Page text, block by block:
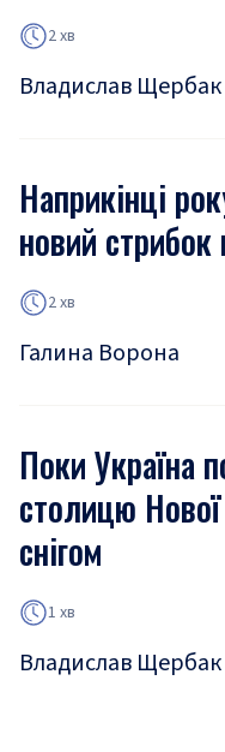
2 хв
Владислав Щербак
Наприкінці
новий стрибок
2 хв
Галина Ворона
Поки Україна
столицю
снігом
1 хв
Владислав Щербак